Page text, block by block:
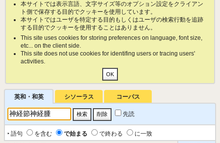
本サイトでは表示言語、文字サイズ等のオプション設定をクライアン
ト側で保存する目的でクッキーを使用しています。
本サイトではユーザを特定する目的もしくはユーザの検索行動を追跡
する目的でクッキーを使用することはありません。
This site uses cookies for storing preferences on language, font size,
etc... on the client side.
This site does not use cookies for identifing users or tracing users'
activities.
英和・和英 シソーラス コーパス
先読
‣ 語句 を含む で始まる で終わる
に一致